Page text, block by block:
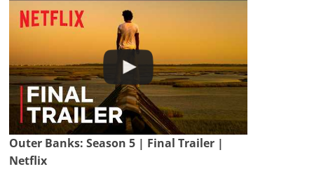
Outer Banks: Season 5 | Final Trailer |
Netflix